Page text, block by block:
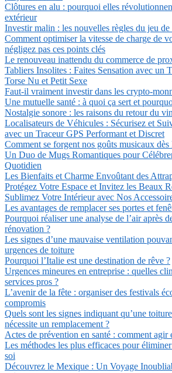
Clôtures en alu : pourquoi elles
extérieur
Investir malin : les nouvelles règles du jeu
Comment optimiser la vitesse de charge de
négligez pas ces points clés
Le renouveau inattendu du commerce de
Tabliers Insolites : Faites Sensation avec un
Torse Nu et Petit Sexe
Faut-il vraiment investir dans les crypto-
Une mutuelle santé : à quoi ça sert et
Nostalgie sonore : les raisons du retour du
Localisateurs de Véhicules : Sécurisez et
avec un Traceur GPS Performant et Discret
Comment se forgent nos goûts musicaux dès
Un Duo de Mugs Romantiques pour
Quotidien
Les Bienfaits et Charme Envoûtant des
Protégez Votre Espace et Invitez les Beaux
Sublimez Votre Intérieur avec Nos
Les avantages de remplacer ses portes et
Pourquoi réaliser une analyse de l’air après
rénovation ?
Les signes d’une mauvaise ventilation
urgences de toiture
Pourquoi l’Italie est une destination de rêve ?
Urgences mineures en entreprise : quelles
services pros ?
L’avenir de la fête : organiser des festivals
compromis
Quels sont les signes indiquant qu’une
nécessite un remplacement ?
Actes de prévention en santé : comment agir
Les méthodes les plus efficaces pour
soi
Découvrez le Mexique : Un Voyage